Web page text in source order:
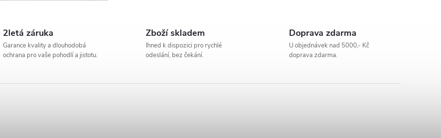
Odesláním souhlasíte sezpracováním osobních údajů.
2letá záruka
Garance kvality a dlouhodobá
ochrana pro vaše pohodlí a jistotu.
Zboží skladem
Ihned k dispozici pro rychlé
odeslání, bez čekání.
Doprava zdarma
U objednávek nad 5000,- Kč
doprava zdarma.